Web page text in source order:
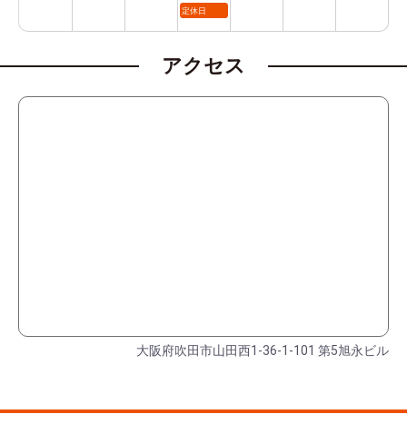
定休日
アクセス
大阪府吹田市山田西1-36-1-101 第5旭永ビル